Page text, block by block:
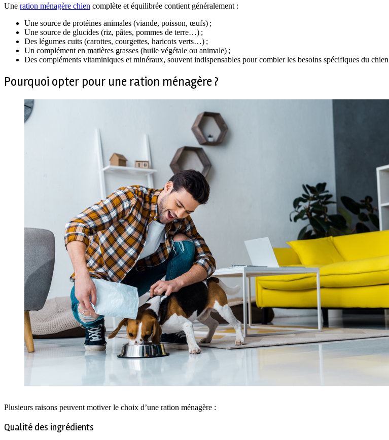
Une ration ménagère chien complète et équilibrée contient généralement :
Une source de protéines animales (viande, poisson, œufs) ;
Une source de glucides (riz, pâtes, pommes de terre…) ;
Des légumes cuits (carottes, courgettes, haricots verts…) ;
Un complément en matières grasses (huile végétale ou animale) ;
Des compléments vitaminiques et minéraux, souvent indispensables pour combler les besoins spécifiques du chien
Pourquoi opter pour une ration ménagère ?
Plusieurs raisons peuvent motiver le choix d’une ration ménagère :
Qualité des ingrédients